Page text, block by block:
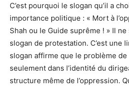
C’est pourquoi le slogan qu’il a
importance politique : « Mort à
Shah ou le Guide suprême ! » Il ne
slogan de protestation. C’est une
slogan affirme que le problème de
seulement dans l’identité du
structure même de l’oppression.